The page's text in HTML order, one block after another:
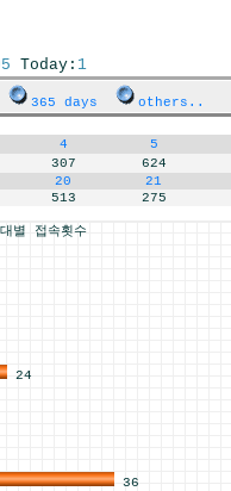
Today: 1
365 days
others..
4 5
307 624
20 21
513 275
접속횟수
24
36